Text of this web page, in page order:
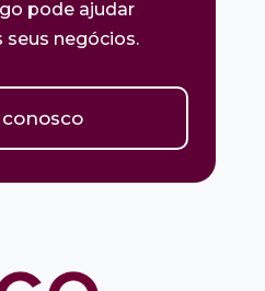
pode ajudar
seus negócios.
conosco